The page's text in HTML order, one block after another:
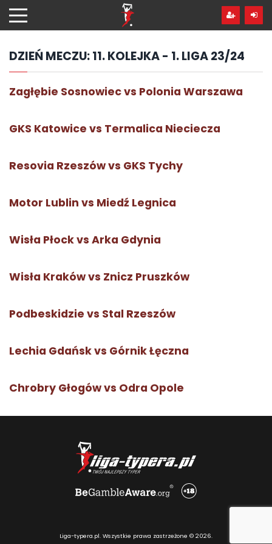
hdo
treści
DZIEŃ MECZU:11. KOLEJKA - 1. LIGA 23/24
Zagłębie Sosnowiec vs Polonia Warszawa
GKS Katowice vs Termalica Nieciecza
Resovia Rzeszów vs GKS Tychy
Motor Lublin vs Miedź Legnica
Wisła Płock vs Arka Gdynia
Wisła Kraków vs Znicz Pruszków
Podbeskidzie vs Stal Rzeszów
Lechia Gdańsk vs Górnik Łęczna
Chrobry Głogów vs Odra Opole
Liga-typera.pl. Wszystkie prawa zastrzeżone © 2026.